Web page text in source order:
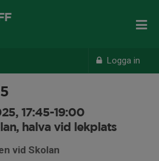
Logga in
17:45-19:00
halva vid lekplats
vid Skolan